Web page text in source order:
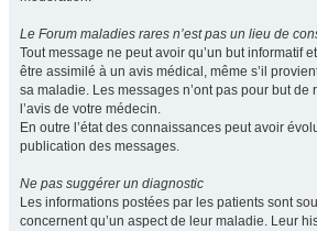
Le Forum maladies rares n’est pas un lieu de
Tout message ne peut avoir qu’un but informatif
être assimilé à un avis médical, même s’il
sa maladie. Les messages n’ont pas pour but de
l’avis de votre médecin.
En outre l’état des connaissances peut avoir
publication des messages.
Ne pas suggérer un diagnostic
Les informations postées par les patients sont
concernent qu’un aspect de leur maladie. Leur